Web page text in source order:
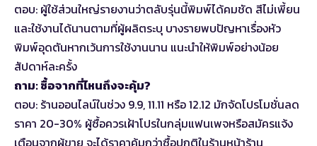
ตอบ: ผู้ใช้ส่วนใหญ่รายงานว่าตลับรุ่นนี้พิมพ์ได้คมชัด สีไม่เพี้ยน
และใช้งานได้นานตามที่ผู้ผลิตระบุ บางรายพบปัญหาเรื่องหัว
พิมพ์อุดตันหากเว้นการใช้งานนาน แนะนำให้พิมพ์อย่างน้อย
สัปดาห์ละครั้ง
ถาม: ซื้อจากที่ไหนถึงจะคุ้ม?
ตอบ: ร้านออนไลน์ในช่วง 9.9, 11.11 หรือ 12.12 มักจัดโปรโมชั่นลด
ราคา 20-30% ผู้ซื้อควรเฝ้าโปรในกลุ่มแฟนเพจหรือสมัครแจ้ง